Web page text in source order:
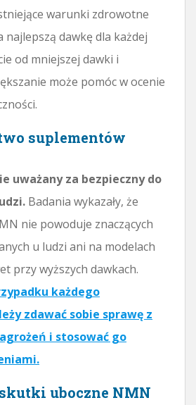
warunki zdrowotne
najlepszą dawkę dla każdej
od mniejszej dawki i
może pomóc w ocenie
suplementów
uważany za bezpieczny do
Badania wykazały, że
nie powoduje znaczących
u ludzi ani na modelach
przy wyższych dawkach.
każdego
zdawać sobie sprawę z
i stosować go
uboczne NMN